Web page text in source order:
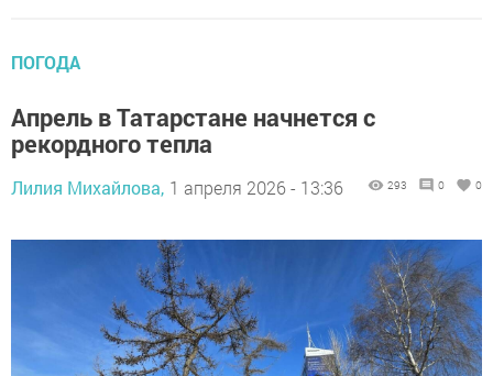
ПОГОДА
Апрель в Татарстане начнется с
рекордного тепла
Лилия Михайлова, 1 апреля 2026 - 13:36 293 0 0